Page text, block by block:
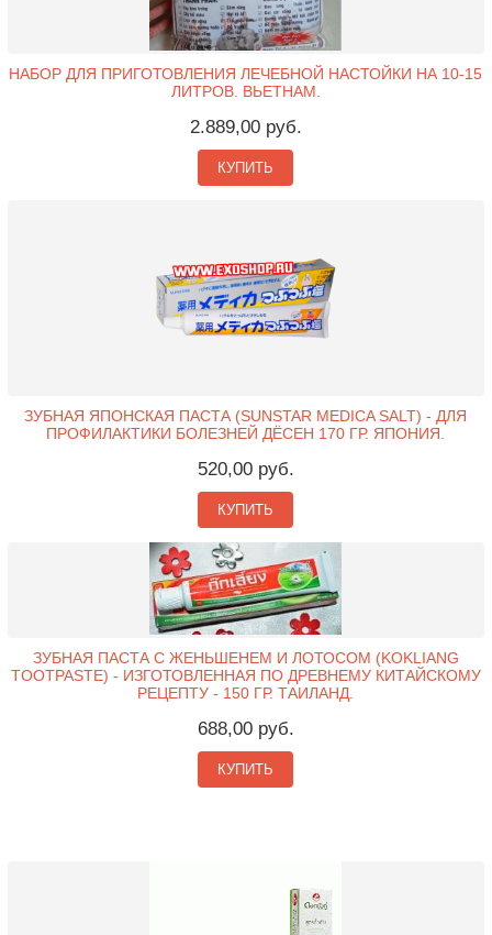
НАБОР ДЛЯ ПРИГОТОВЛЕНИЯ ЛЕЧЕБНОЙ НАСТОЙКИ НА 10-15
ЛИТРОВ. ВЬЕТНАМ.
2.889,00 руб.
КУПИТЬ
ЗУБНАЯ ЯПОНСКАЯ ПАСТА (SUNSTAR MEDICA SALT) - ДЛЯ
ПРОФИЛАКТИКИ БОЛЕЗНЕЙ ДЁСЕН 170 ГР. ЯПОНИЯ.
520,00 руб.
КУПИТЬ
ЗУБНАЯ ПАСТА С ЖЕНЬШЕНЕМ И ЛОТОСОМ (KOKLIANG
TOOTPASTE) - ИЗГОТОВЛЕННАЯ ПО ДРЕВНЕМУ КИТАЙСКОМУ
РЕЦЕПТУ - 150 ГР. ТАИЛАНД.
688,00 руб.
КУПИТЬ